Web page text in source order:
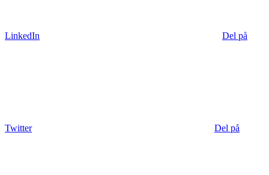
LinkedIn Del på
Twitter Del på